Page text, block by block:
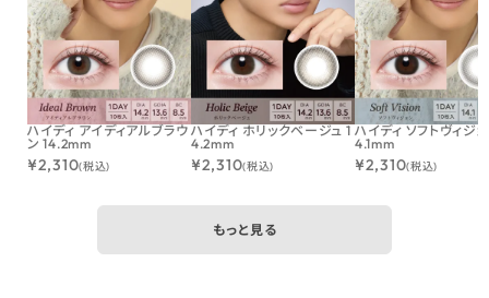
ハイディ アイディアルブラウ
ン 14.2mm
¥2,310(税込)
ハイディ ホリックベージュ 1
4.2mm
¥2,310(税込)
ハイディ ソフトヴィジ
4.1mm
¥2,310(税込)
もっと見る